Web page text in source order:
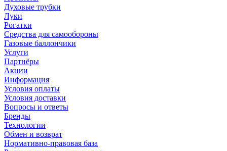
Духовые трубки
Луки
Рогатки
Средства для самообороны
Газовые баллончики
Услуги
Партнёры
Акции
Информация
Условия оплаты
Условия доставки
Вопросы и ответы
Бренды
Технологии
Обмен и возврат
Нормативно-правовая база